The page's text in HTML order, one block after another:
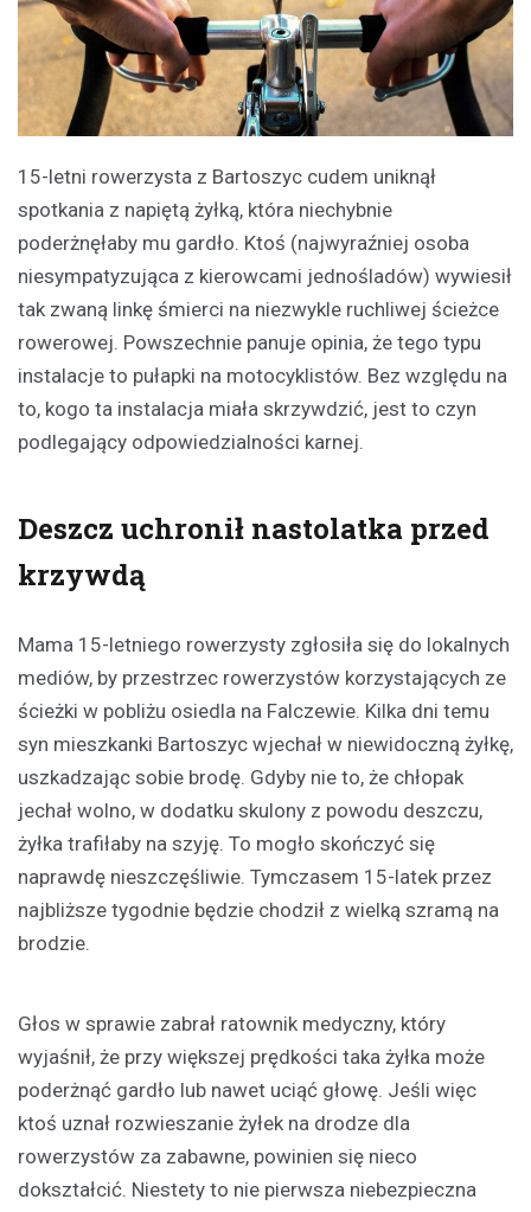
15-letni rowerzysta z Bartoszyc cudem uniknął
spotkania z napiętą żyłką, która niechybnie
poderżnęłaby mu gardło. Ktoś (najwyraźniej osoba
niesympatyzująca z kierowcami jednośladów) wywiesił
tak zwaną linkę śmierci na niezwykle ruchliwej ścieżce
rowerowej. Powszechnie panuje opinia, że tego typu
instalacje to pułapki na motocyklistów. Bez względu na
to, kogo ta instalacja miała skrzywdzić, jest to czyn
podlegający odpowiedzialności karnej.
Deszcz uchronił nastolatka przed
krzywdą
Mama 15-letniego rowerzysty zgłosiła się do lokalnych
mediów, by przestrzec rowerzystów korzystających ze
ścieżki w pobliżu osiedla na Falczewie. Kilka dni temu
syn mieszkanki Bartoszyc wjechał w niewidoczną żyłkę,
uszkadzając sobie brodę. Gdyby nie to, że chłopak
jechał wolno, w dodatku skulony z powodu deszczu,
żyłka trafiłaby na szyję. To mogło skończyć się
naprawdę nieszczęśliwie. Tymczasem 15-latek przez
najbliższe tygodnie będzie chodził z wielką szramą na
brodzie.
Głos w sprawie zabrał ratownik medyczny, który
wyjaśnił, że przy większej prędkości taka żyłka może
poderżnąć gardło lub nawet uciąć głowę. Jeśli więc
ktoś uznał rozwieszanie żyłek na drodze dla
rowerzystów za zabawne, powinien się nieco
dokształcić. Niestety to nie pierwsza niebezpieczna